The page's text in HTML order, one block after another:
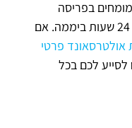
בפריסה
ארצית רחבה, ואנו זמינים עבורכם 24 שעות ביממה. אם
פרטי
לסייע לכם בכל